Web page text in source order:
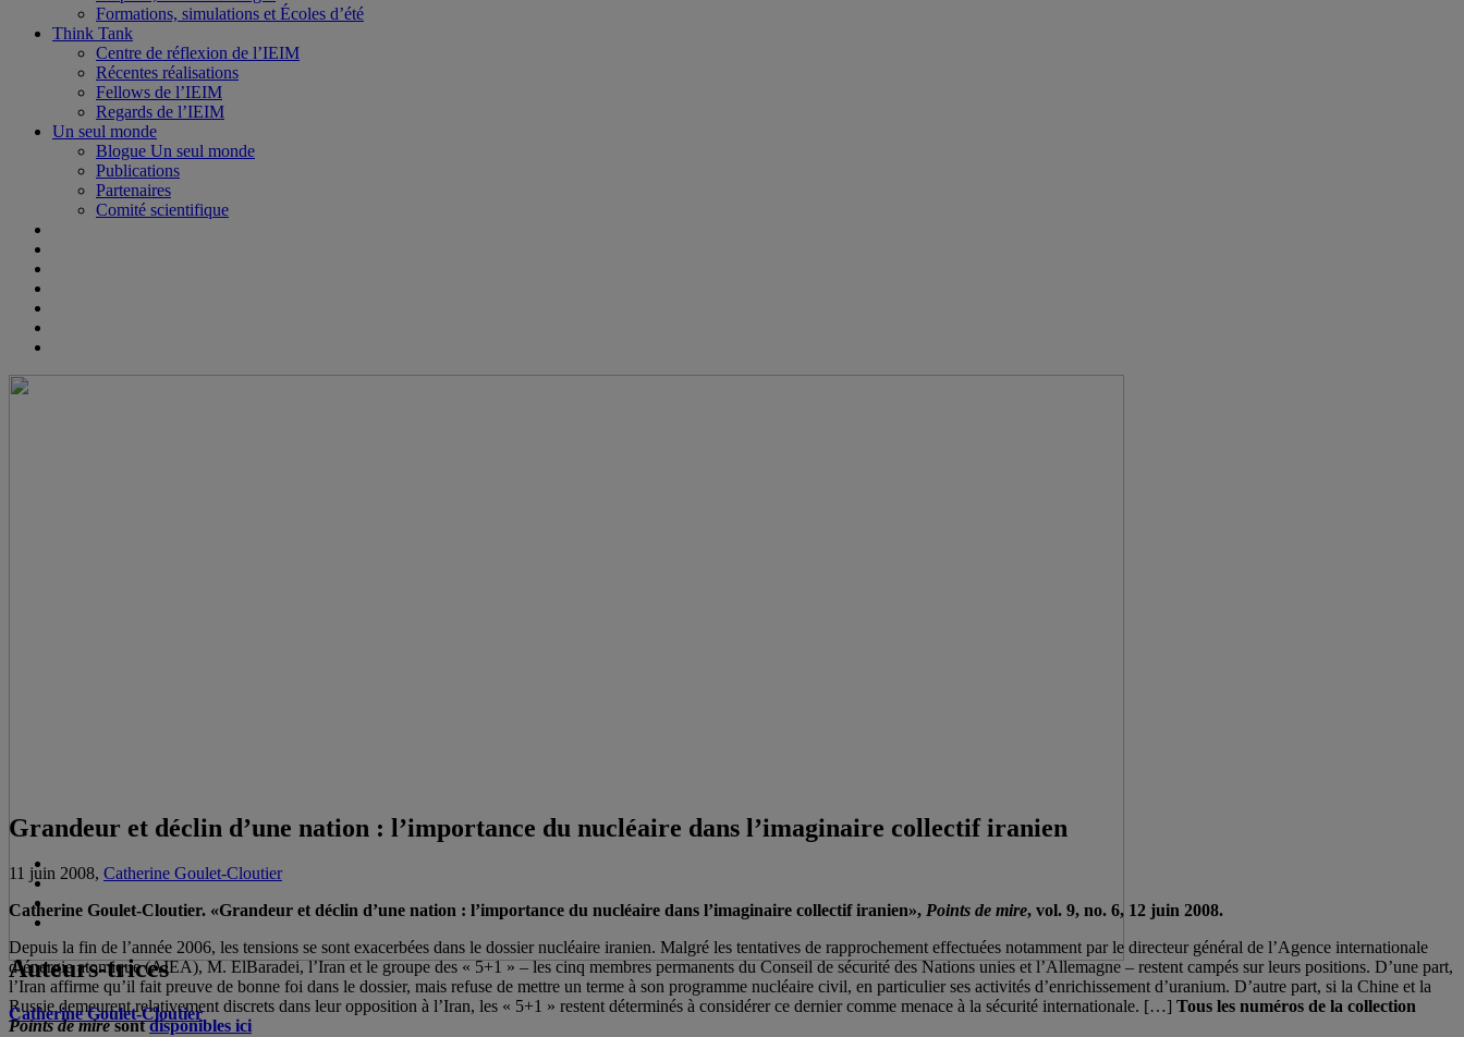
Formations, simulations et Écoles d’été
Think Tank
Centre de réflexion de l’IEIM
Récentes réalisations
Fellows de l’IEIM
Regards de l’IEIM
Un seul monde
Blogue Un seul monde
Publications
Partenaires
Comité scientifique
Grandeur et déclin d’une nation : l’importance du nucléaire dans l’imaginaire collectif iranien
11 juin 2008, Catherine Goulet-Cloutier
Catherine Goulet-Cloutier. «Grandeur et déclin d’une nation : l’importance du nucléaire dans l’imaginaire collectif iranien», Points de mire, vol. 9, no. 6, 12 juin 2008.
Depuis la fin de l’année 2006, les tensions se sont exacerbées dans le dossier nucléaire iranien. Malgré les tentatives de rapprochement effectuées notamment par le directeur général de l’Agence internationale
d’énergie atomique (AIEA), M. ElBaradei, l’Iran et le groupe des « 5+1 » – les cinq membres permanents du Conseil de sécurité des Nations unies et l’Allemagne – restent campés sur leurs positions. D’une part,
l’Iran affirme qu’il fait preuve de bonne foi dans le dossier, mais refuse de mettre un terme à son programme nucléaire civil, en particulier ses activités d’enrichissement d’uranium. D’autre part, si la Chine et la
Russie demeurent relativement discrets dans leur opposition à l’Iran, les « 5+1 » restent déterminés à considérer ce dernier comme menace à la sécurité internationale. […] Tous les numéros de la collection
Points de miresontdisponibles ici
Auteurs-trices
Catherine Goulet-Cloutier